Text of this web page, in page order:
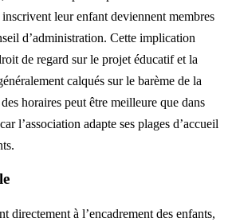
leur enfant deviennent membres
d’administration. Cette implication
de regard sur le projet éducatif et la
calqués sur le barème de la
horaires peut être meilleure que dans
l’association adapte ses plages d’accueil
directement à l’encadrement des enfants,